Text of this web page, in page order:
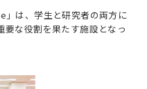
」は、学生と研究者の両方に
要な役割を果たす施設となっ